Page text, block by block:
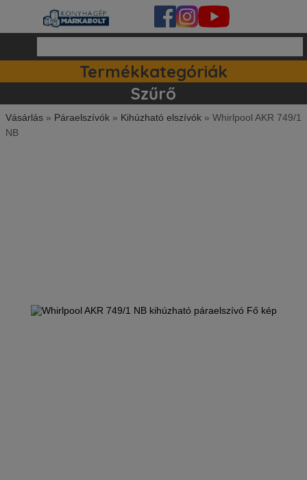
Termékkategóriák
Szűrő
Vásárlás » Páraelszívók » Kihúzható elszívók » Whirlpool AKR 749/1
NB